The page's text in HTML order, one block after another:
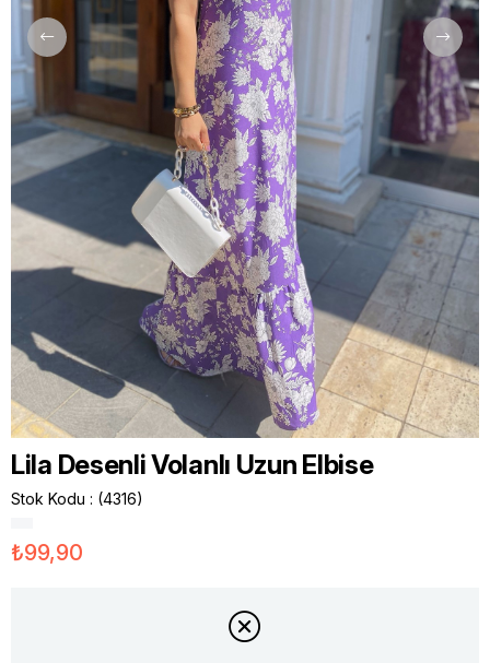
Lila Desenli Volanlı Uzun Elbise
Stok Kodu (4316)
₺99,90